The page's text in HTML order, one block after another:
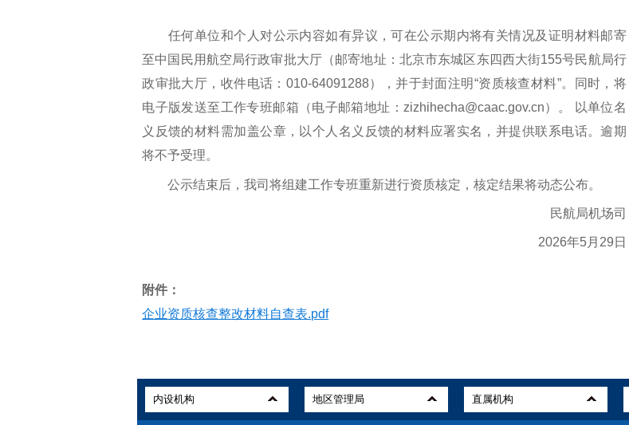
任何单位和个人对公示内容如有异议，可在公示期内将有关情况及证明材料邮寄
至中国民用航空局行政审批大厅（邮寄地址：北京市东城区东四西大街155号民航局行
政审批大厅，收件电话：010-64091288），并于封面注明“资质核查材料”。同时，将
电子版发送至工作专班邮箱（电子邮箱地址：zizhihecha@caac.gov.cn）。 以单位名
义反馈的材料需加盖公章，以个人名义反馈的材料应署实名，并提供联系电话。逾期
将不予受理。
公示结束后，我司将组建工作专班重新进行资质核定，核定结果将动态公布。
民航局机场司
2026年5月29日
附件：
企业资质核查整改材料自查表.pdf